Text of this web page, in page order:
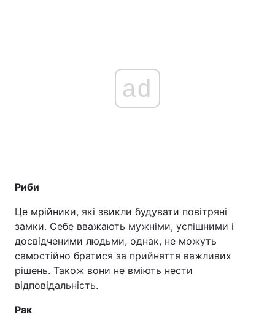
ad
Риби
Це мрійники, які звикли будувати повітряні
замки. Себе вважають мужніми, успішними і
досвідченими людьми, однак, не можуть
самостійно братися за прийняття важливих
рішень. Також вони не вміють нести
відповідальність.
Рак